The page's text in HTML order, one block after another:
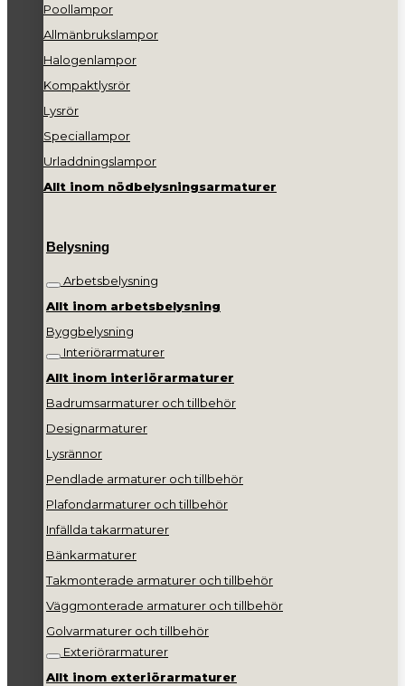
Poollampor
Allmänbrukslampor
Halogenlampor
Kompaktlysrör
Lysrör
Speciallampor
Urladdningslampor
Allt inom nödbelysningsarmaturer
Belysning
Arbetsbelysning
Allt inom arbetsbelysning
Byggbelysning
Interiörarmaturer
Allt inom interiörarmaturer
Badrumsarmaturer och tillbehör
Designarmaturer
Lysrännor
Pendlade armaturer och tillbehör
Plafondarmaturer och tillbehör
Infällda takarmaturer
Bänkarmaturer
Takmonterade armaturer och tillbehör
Väggmonterade armaturer och tillbehör
Golvarmaturer och tillbehör
Exteriörarmaturer
Allt inom exteriörarmaturer